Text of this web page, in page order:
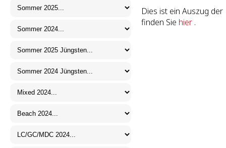
Dies ist ein Auszug
finden Sie hier .